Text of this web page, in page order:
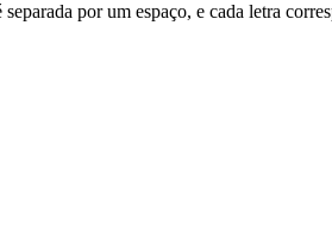
por um espaço, e cada letra